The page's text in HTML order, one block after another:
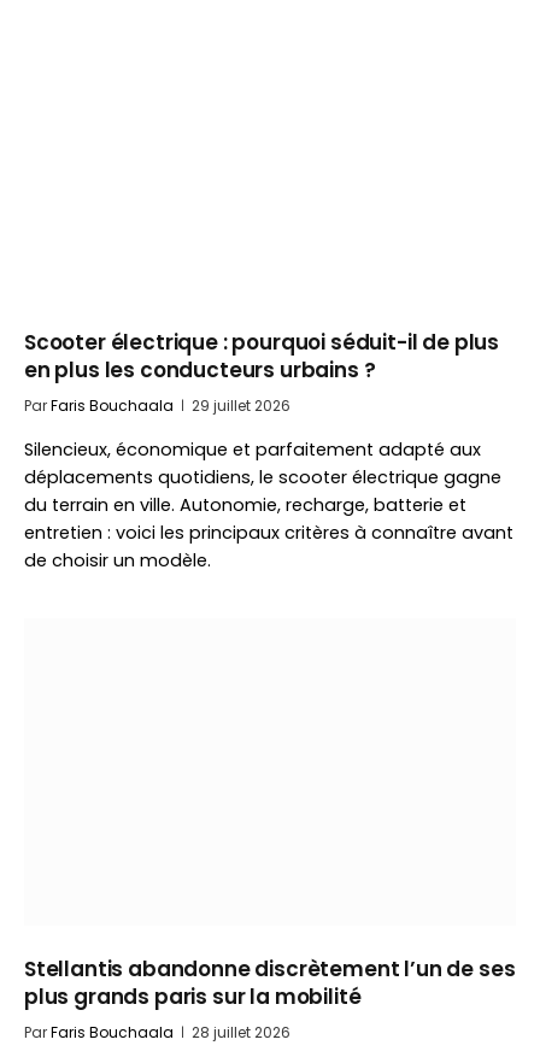
Scooter électrique : pourquoi séduit-il de plus
en plus les conducteurs urbains ?
ParFaris Bouchaala 29 juillet 2026
Silencieux, économique et parfaitement adapté aux
déplacements quotidiens, le scooter électrique gagne
du terrain en ville. Autonomie, recharge, batterie et
entretien : voici les principaux critères à connaître avant
de choisir un modèle.
Stellantis abandonne discrètement l’un de ses
plus grands paris sur la mobilité
ParFaris Bouchaala 28 juillet 2026